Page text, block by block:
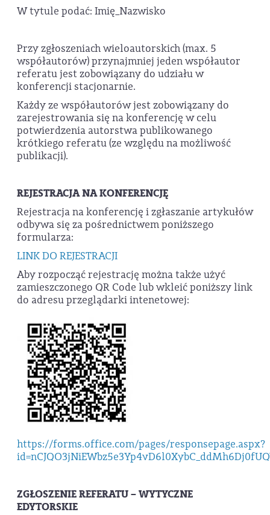
W tytule podać: Imię_Nazwisko
Przy zgłoszeniach wieloautorskich (max. 5
współautorów) przynajmniej jeden współautor
referatu jest zobowiązany do udziału w
konferencji stacjonarnie.
Każdy ze współautorów jest zobowiązany do
zarejestrowania się na konferencję w celu
potwierdzenia autorstwa publikowanego
krótkiego referatu (ze względu na możliwość
publikacji).
REJESTRACJA NA KONFERENCJĘ
Rejestracja na konferencję i zgłaszanie artykułów
odbywa się za pośrednictwem poniższego
formularza:
LINK DO REJESTRACJI
Aby rozpocząć rejestrację można także użyć
zamieszczonego QR Code lub wkleić poniższy link
do adresu przeglądarki intenetowej:
https://forms.office.com/pages/responsepage.aspx?
ZGŁOSZENIE REFERATU – WYTYCZNE
EDYTORSKIE